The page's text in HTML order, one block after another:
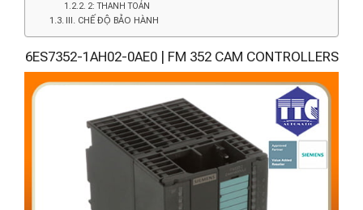
2: THANH TOÁN
III. CHẾ ĐỘ BẢO HÀNH
6ES7352-1AH02-0AE0 | FM 352 CAM CONTROLLERS